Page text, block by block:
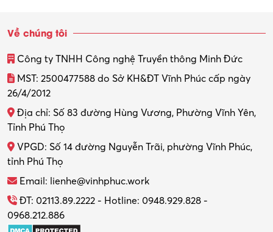
Thiết kế
Thiết kế nội thất
Thợ máy – Ô tô – Xe máy
Thực tập
Tổ chức sự kiện – Quà tặng
Trợ lý
Về chúng tôi
Công ty TNHH Công nghệ Truyền thông Minh Đức
MST: 2500477588 do Sở KH&ĐT Vĩnh Phúc cấp ngày
26/4/2012
Địa chỉ: Số 83 đường Hùng Vương, Phường Vĩnh Yên,
Tỉnh Phú Thọ
VPGD: Số 14 đường Nguyễn Trãi, phường Vĩnh Phúc,
tỉnh Phú Thọ
Email: lienhe@vinhphuc.work
ĐT: 02113.89.2222 - Hotline: 0948.929.828 -
0968.212.886